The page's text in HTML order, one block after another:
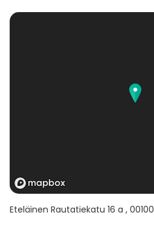
Eteläinen Rautatiekatu 16 a , 00100